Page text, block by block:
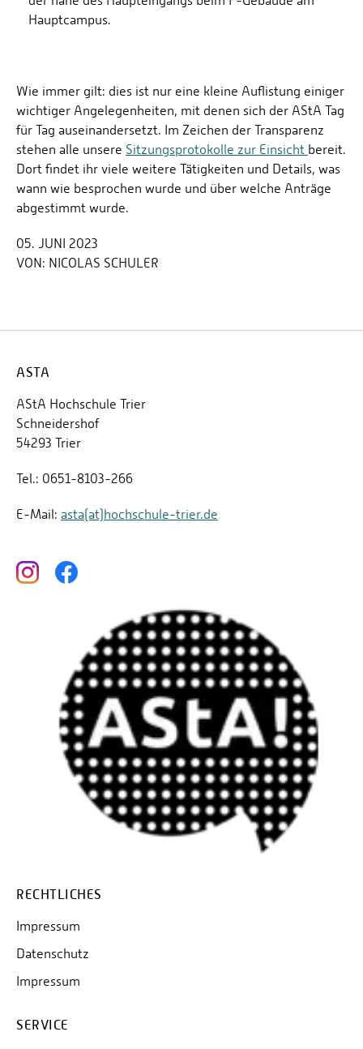
Hauptcampus.
Wie immer gilt: dies ist nur eine kleine Auflistung einiger
wichtiger Angelegenheiten, mit denen sich der AStA Tag
für Tag auseinandersetzt. Im Zeichen der Transparenz
stehen alle unsere Sitzungsprotokolle zur Einsicht bereit.
Dort findet ihr viele weitere Tätigkeiten und Details, was
wann wie besprochen wurde und über welche Anträge
abgestimmt wurde.
05. JUNI 2023
VON: NICOLAS SCHULER
ASTA
AStA Hochschule Trier
Schneidershof
54293 Trier
Tel.: 0651-8103-266
E-Mail: asta(at)hochschule-trier.de
RECHTLICHES
Impressum
Datenschutz
Impressum
SERVICE